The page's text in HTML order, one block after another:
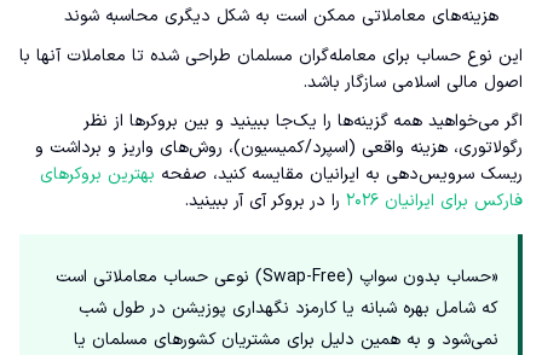
هزینه‌های معاملاتی ممکن است به شکل دیگری محاسبه شوند
این نوع حساب برای معامله‌گران مسلمان طراحی شده تا معاملات آنها با
اصول مالی اسلامی سازگار باشد.
اگر می‌خواهید همه گزینه‌ها را یک‌جا ببینید و بین بروکرها از نظر
رگولاتوری، هزینه واقعی (اسپرد/کمیسیون)، روش‌های واریز و برداشت و
ریسک سرویس‌دهی به ایرانیان مقایسه کنید، صفحه بهترین بروکرهای
فارکس برای ایرانیان ۲۰۲۶
را در بروکر آی آر ببینید.
«حساب بدون سواپ (Swap-Free) نوعی حساب معاملاتی است
که شامل بهره شبانه یا کارمزد نگهداری پوزیشن در طول شب
نمی‌شود و به همین دلیل برای مشتریان کشورهای مسلمان یا